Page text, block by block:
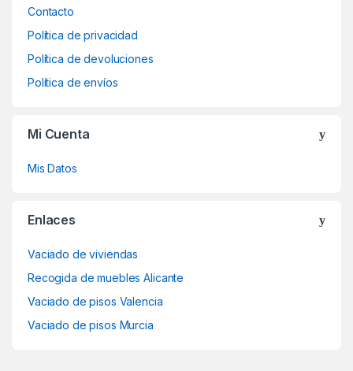
Contacto
Política de privacidad
Política de devoluciones
Política de envíos
Mi Cuenta
Mis Datos
Enlaces
Vaciado de viviendas
Recogida de muebles Alicante
Vaciado de pisos Valencia
Vaciado de pisos Murcia